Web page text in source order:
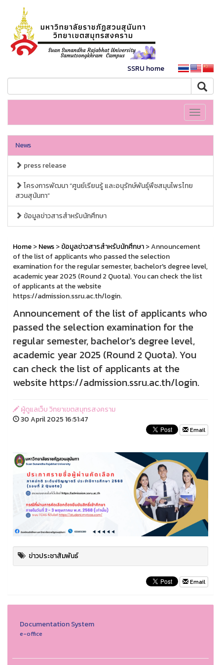
SSRU home
Toggle
News
press release
โครงการพัฒนา “ศูนย์เรียนรู้ และอนุรักษ์พันธุ์พืชสมุนไพรไทย
สวนสุนันทา”
ข้อมูลข่าวสารสำหรับนักศึกษา
Home>News>ข้อมูลข่าวสารสำหรับนักศึกษา> Announcement
of the list of applicants who passed the selection
examination for the regular semester, bachelor's degree level,
academic year 2025 (Round 2 Quota). You can check the list
of applicants at the website
https://admission.ssru.ac.th/login.
Announcement of the list of applicants who
passed the selection examination for the
regular semester, bachelor's degree level,
academic year 2025 (Round 2 Quota). You
can check the list of applicants at the
website https://admission.ssru.ac.th/login.
ผู้ดูแลเว็บ วิทยาเขตสมุทรสงคราม
30 April 2025 16:51:47
Email
ข่าวประชาสัมพันธ์
Email
Documentation System
e-office